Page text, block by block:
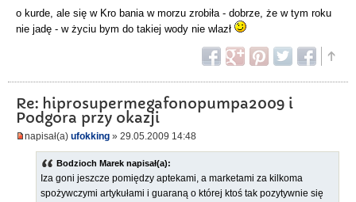
o kurde, ale się w Kro bania w morzu zrobiła - dobrze, że w tym roku
nie jadę - w życiu bym do takiej wody nie wlazł
Re: hiprosupermegafonopumpa2009 i
Podgora przy okazji
napisał(a) ufokking » 29.05.2009 14:48
Bodzioch Marek napisał(a):
Iza goni jeszcze pomiędzy aptekami, a marketami za kilkoma
spożywczymi artykułami i guaraną o której ktoś tak pozytywnie się